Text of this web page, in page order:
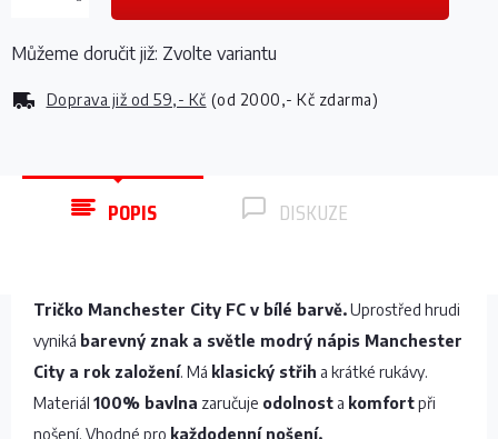
Doprava již od 59,- Kč (od 2000,- Kč zdarma)
Můžeme doručit již: Zvolte variantu
POPIS DISKUZE
Tričko Manchester City FC v bílé barvě.Uprostřed hrudi
vyniká barevný znak a světle modrý nápis Manchester
City a rok založení. Má klasický střih a krátké rukávy.
Materiál 100% bavlna zaručuje odolnost a komfortpři
nošení. Vhodné pro každodenní nošení.